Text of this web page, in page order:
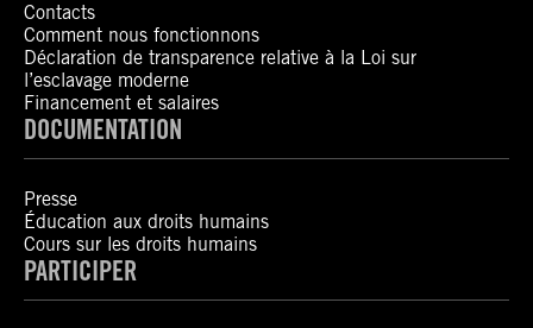
Contacts
Comment nous fonctionnons
Déclaration de transparence relative à la Loi sur
l’esclavage moderne
Financement et salaires
DOCUMENTATION
Presse
Éducation aux droits humains
Cours sur les droits humains
PARTICIPER